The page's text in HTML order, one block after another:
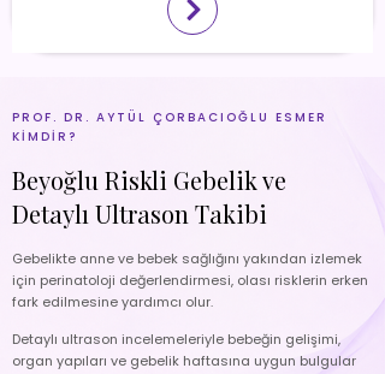
PROF. DR. AYTÜL ÇORBACIOĞLU ESMER
KİMDİR?
Beyoğlu Riskli Gebelik ve
Detaylı Ultrason Takibi
Gebelikte anne ve bebek sağlığını yakından izlemek
için perinatoloji değerlendirmesi, olası risklerin erken
fark edilmesine yardımcı olur.
Detaylı ultrason incelemeleriyle bebeğin gelişimi,
organ yapıları ve gebelik haftasına uygun bulgular